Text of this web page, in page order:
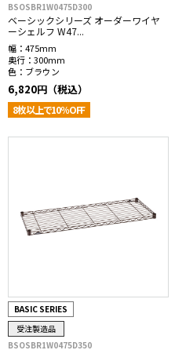
BSOSBR1W0475D300
ベーシックシリーズ オーダーワイヤ
ーシェルフ W47...
幅： 475mm
奥行： 300mm
色： ブラウン
6,820円（税込）
8枚以上で10％OFF
BASIC SERIES
受注製造品
BSOSBR1W0475D350